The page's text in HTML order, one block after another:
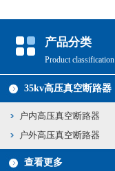
产品分类
Product classification
35kv高压真空断路器
户内高压真空断路器
户外高压真空断路器
查看更多